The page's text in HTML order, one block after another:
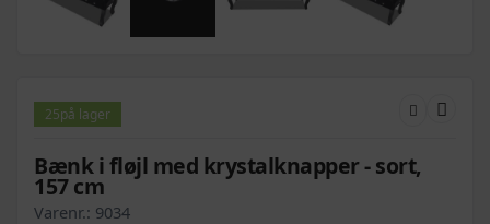
25på lager
Bænk i fløjl med krystalknapper - sort,
157 cm
Varenr.: 9034